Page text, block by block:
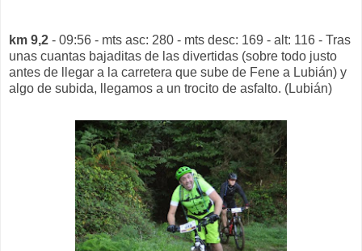
km 9,2 - 09:56 - mts asc: 280 - mts desc: 169 - alt: 116 - Tras
unas cuantas bajaditas de las divertidas (sobre todo justo
antes de llegar a la carretera que sube de Fene a Lubián) y
algo de subida, llegamos a un trocito de asfalto. (Lubián)